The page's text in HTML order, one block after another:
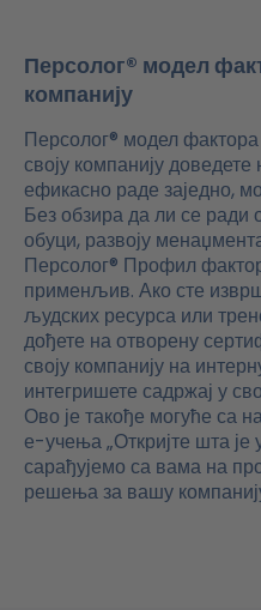
Персолог® модел
компанију
Персолог® модел
своју компанију
ефикасно раде заједно,
Без обзира да ли се ради
обуци, развоју
Персолог® Профил
применљив. Ако сте
људских ресурса или
дођете на отворену
своју компанију на
интегришете садржај у
Ово је такође могуће
е-учења „Откријте шта
сарађујемо са вама на
решења за вашу